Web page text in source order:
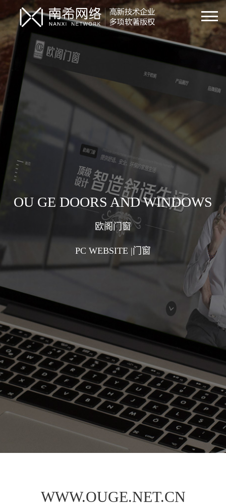
OU GE DOORS AND WINDOWS
欧阁门窗
PC WEBSITE |门窗
WWW.OUGE.NET.CN